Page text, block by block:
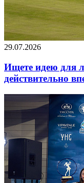
29.07.2026
Ищете идею для
действительно